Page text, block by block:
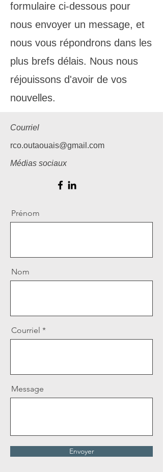
formulaire ci-dessous pour
nous envoyer un message, et
nous vous répondrons dans les
plus brefs délais. Nous nous
réjouissons d'avoir de vos
nouvelles.
Courriel
rco.outaouais@gmail.com
Médias sociaux
Prénom
Nom
Courriel
Message
Envoyer